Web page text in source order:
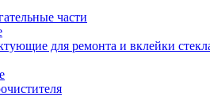
части
для ремонта и вклейки